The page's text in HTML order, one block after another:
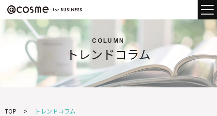
COLUMN
トレンドコラム
TOP トレンドコラム